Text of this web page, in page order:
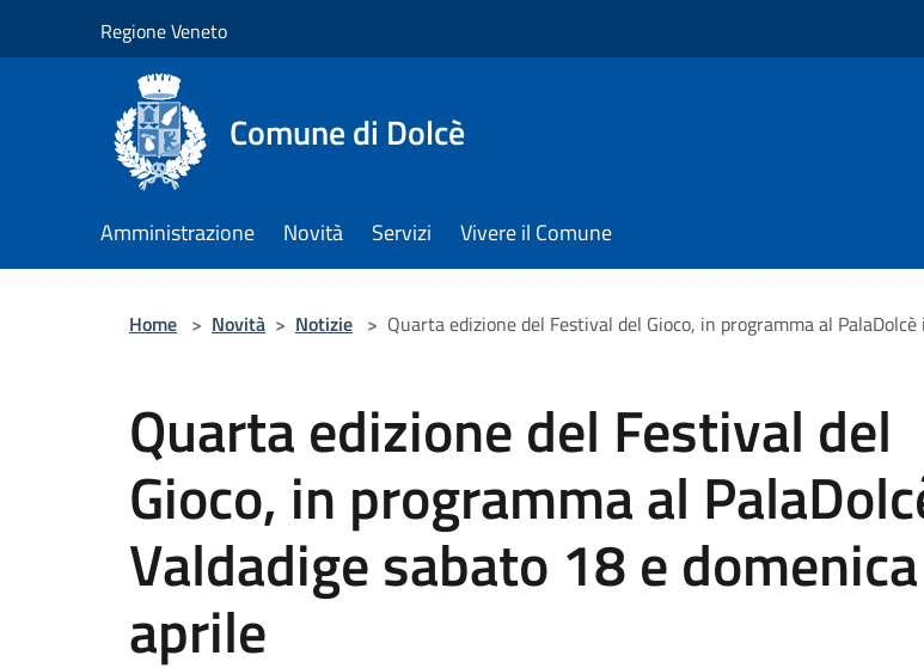
Regione Veneto
Comune di Dolcè
Amministrazione Novità Servizi Vivere il Comune
Home > Novità > Notizie > Quarta edizione del Festival del Gioco, in programma al
Quarta edizione del Festival del
Gioco, in programma al
Valdadige sabato 18 e
aprile